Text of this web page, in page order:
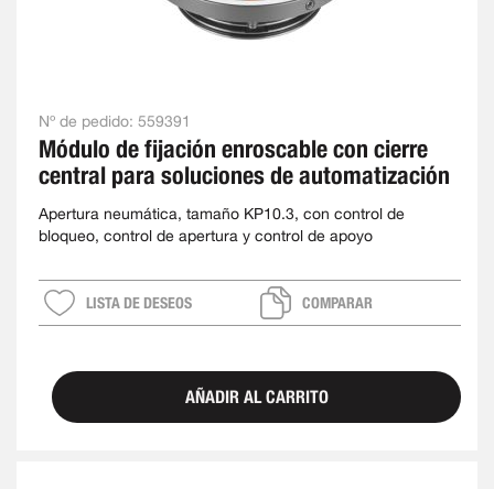
Nº de pedido: 559391
Módulo de fijación enroscable con cierre
central para soluciones de automatización
Apertura neumática, tamaño KP10.3, con control de
bloqueo, control de apertura y control de apoyo
LISTA DE DESEOS COMPARAR
AÑADIR AL CARRITO